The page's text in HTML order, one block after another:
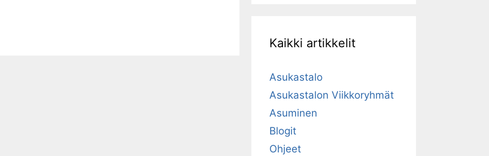
Kaikki artikkelit
Asukastalo
Asukastalon Viikkoryhmät
Asuminen
Blogit
Ohjeet